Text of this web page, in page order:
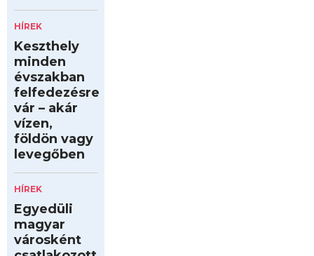
HÍREK
Keszthely
minden
évszakban
felfedezésre
vár – akár
vízen,
földön vagy
levegőben
HÍREK
Egyedüli
magyar
városként